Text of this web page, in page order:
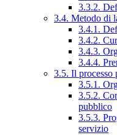
3.3.2.
3.4. Metodo di
3.4.1.
3.4.2.
3.4.3.
3.4.4.
3.5. Il processo
3.5.1.
3.5.2.
pubblico
3.5.3.
servizio